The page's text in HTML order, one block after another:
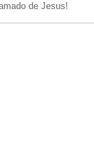
de Jesus!